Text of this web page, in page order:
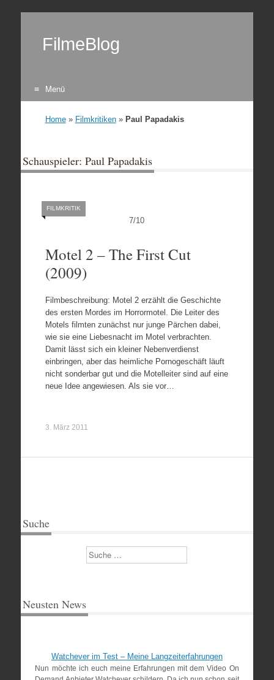
FilmeBlog
Menü
Home» Filmkritiken» Paul Papadakis
Schauspieler: Paul Papadakis
7/10
FILMKRITIK
Motel 2 – The First Cut
(2009)
Filmbeschreibung: Motel 2 erzählt die Geschichte
des ersten Mordes im Horrormotel. Die Leiter des
Motels filmten zunächst nur junge Pärchen dabei,
wie sie eine Liebesnacht im Motel verbrachten.
Damit lässt sich ein kleiner Nebenverdienst
einbringen, aber das heimliche Pornogeschäft läuft
nicht sonderbar gut und die Motelleiter sind auf eine
neue Idee angewiesen. Als sie vor…
3. März 2011
Suche
Suchen
Neusten News
Watchever im Test – Meine Langzeiterfahrungen
Nun möchte ich euch meine Erfahrungen mit dem Video On